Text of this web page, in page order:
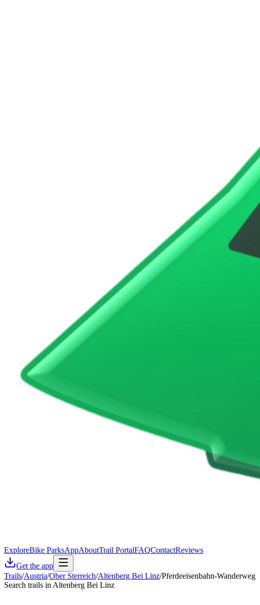
ExploreBike ParksAppAboutTrail PortalFAQContactReviews
Get the app
Trails/Austria/Ober Sterreich/Altenberg Bei Linz/Pferdeeisenbahn-Wanderweg
Search trails in Altenberg Bei Linz